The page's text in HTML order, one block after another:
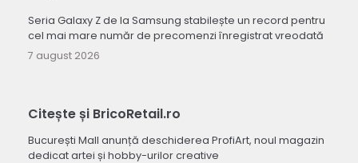
Seria Galaxy Z de la Samsung stabilește un record pentru
cel mai mare număr de precomenzi înregistrat vreodată
7 august 2026
Citește și BricoRetail.ro
București Mall anunță deschiderea ProfiArt, noul magazin
dedicat artei și hobby-urilor creative